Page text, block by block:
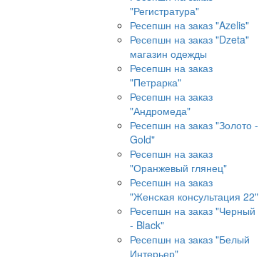
"Регистратура"
Ресепшн на заказ "Azelis"
Ресепшн на заказ "Dzeta"
магазин одежды
Ресепшн на заказ
"Петрарка"
Ресепшн на заказ
"Андромеда"
Ресепшн на заказ "Золото -
Gold"
Ресепшн на заказ
"Оранжевый глянец"
Ресепшн на заказ
"Женская консультация 22"
Ресепшн на заказ "Черный
- Black"
Ресепшн на заказ "Белый
Интерьер"